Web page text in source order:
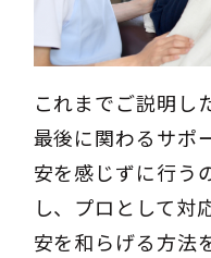
これまでご説明し
最後に関わるサポ
安を感じずに行う
し、プロとして対
安を和らげる方法